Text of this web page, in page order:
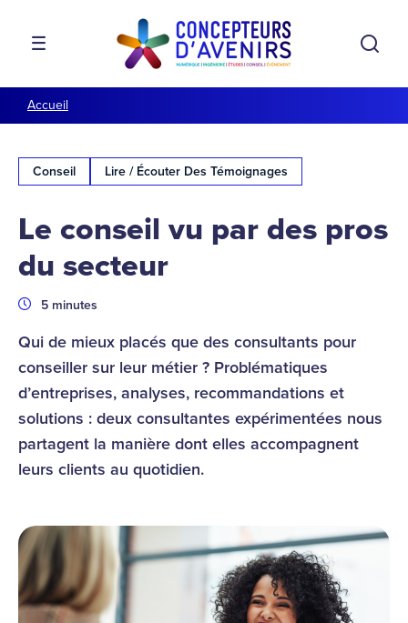
Aller au contenu
Aller à la navigation
MENU
Accueil
Conseil Lire / Écouter Des Témoignages
Le conseil vu par des pros
du secteur
Durée
5 minutes
Qui de mieux placés que des consultants pour
conseiller sur leur métier ? Problématiques
d’entreprises, analyses, recommandations et
solutions : deux consultantes expérimentées nous
partagent la manière dont elles accompagnent
leurs clients au quotidien.